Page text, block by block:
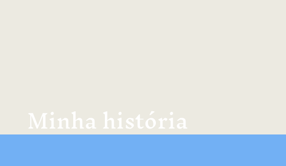
Minha história